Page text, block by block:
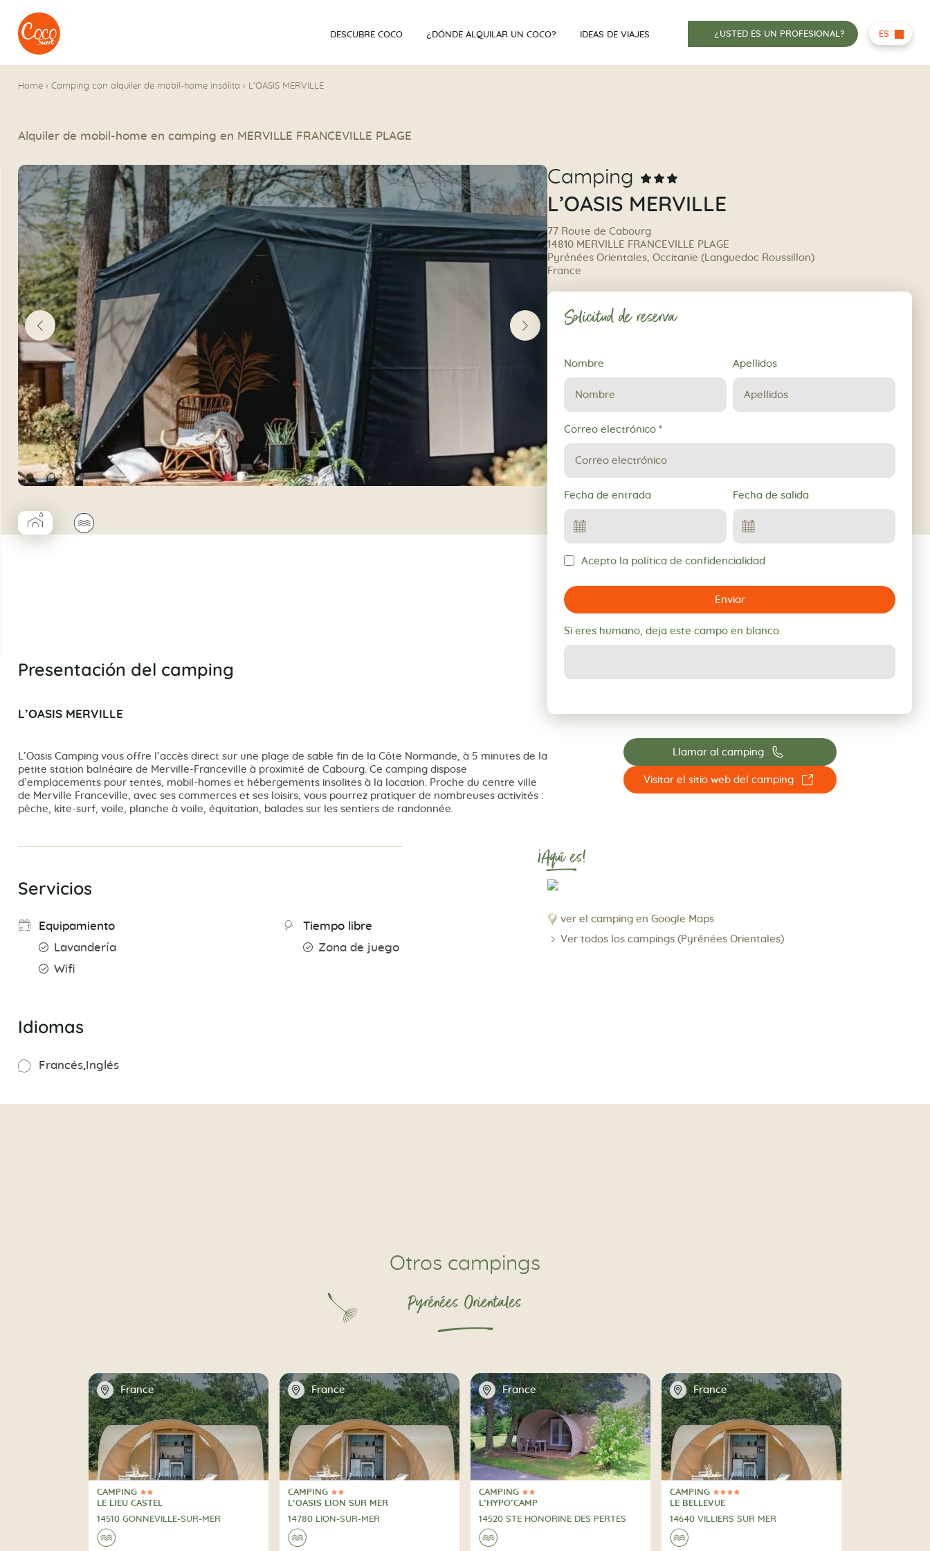
Ir al menú
Ir a los contenidos
DESCUBRE COCO ¿DÓNDE ALQUILAR UN COCO? IDEAS DE VIAJES ¿USTED ES UN PROFESIONAL? ES
Home › Camping con alquiler de mobil-home insólita › L’OASIS MERVILLE
Alquiler de mobil-home en camping en MERVILLE FRANCEVILLE PLAGE
▰Coco Cabane salle d’eau
🌊
Presentación del camping
L’OASIS MERVILLE
L’Oasis Camping vous offre l’accès direct sur une plage de sable fin de la Côte Normande, à 5 minutes de la
petite station balnéaire de Merville-Franceville à proximité de Cabourg. Ce camping dispose
d’emplacements pour tentes, mobil-homes et hébergements insolites à la location. Proche du centre ville
de Merville Franceville, avec ses commerces et ses loisirs, vous pourrez pratiquer de nombreuses activités :
pêche, kite-surf, voile, planche à voile, équitation, balades sur les sentiers de randonnée.
Servicios
Equipamiento
Lavandería
Wifi
Tiempo libre
Zona de juego
Idiomas
Francés Inglés
Camping
L’OASIS MERVILLE
77 Route de Cabourg
14810 MERVILLE FRANCEVILLE PLAGE
Pyrénées Orientales, Occitanie (Languedoc Roussillon)
France
Solicitud de reserva
Solicitud
de
reserva
Nombre Apellidos
Correo electrónico *
Fecha de entrada Fecha de salida
Acepto la política de confidencialidad
Enviar
Si eres humano, deja este campo en blanco.
Llamar al camping 📞
Visitar el sitio web del camping ☐
¡Aquí es!
ver el camping en Google Maps
Ver todos los campings (Pyrénées Orientales)
Otros campings
Pyrénées Orientales
📍 France
2 Estrellas
CAMPING
CAMPING
LE LIEU CASTEL
14510 GONNEVILLE-SUR-MER
🌊
📍 France
2 Estrellas
CAMPING
CAMPING
L’OASIS LION SUR MER
14780 LION-SUR-MER
🌊
📍 France
2 Estrellas
CAMPING
CAMPING
L’HYPO’CAMP
14520 STE HONORINE DES PERTES
🌊
📍 France
4 Estrellas
CAMPING
CAMPING
LE BELLEVUE
14640 VILLIERS SUR MER
🌊